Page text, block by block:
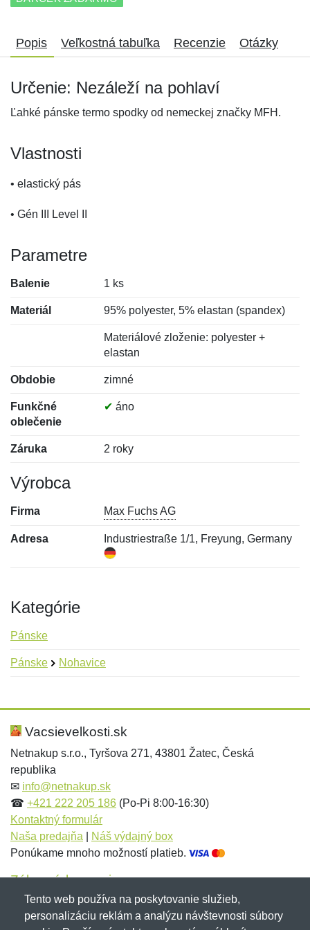
Popis Veľkostná tabuľka Recenzie Otázky
Určenie: Nezáleží na pohlaví
Ľahké pánske termo spodky od nemeckej značky MFH.
Vlastnosti
• elastický pás
• Gén III Level II
Parametre
Balenie 1 ks
Materiál 95% polyester, 5% elastan (spandex)
Materiálové zloženie: polyester +
elastan
Obdobie zimné
Funkčné
oblečenie
✔ áno
Záruka 2 roky
Výrobca
Firma Max Fuchs AG
Adresa Industriestraße 1/1, Freyung, Germany
Kategórie
Pánske
Pánske Nohavice
Hodnotenie:
Meno:*
E-mail:
Správa*
Meno:
E-mail:*
Správa*
Vacsievelkosti.sk
Netnakup s.r.o., Tyršova 271, 43801 Žatec, Česká
republika
✉ info@netnakup.sk
☎ +421 222 205 186 (Po-Pi 8:00-16:30)
Kontaktný formulár
Naša predajňa
Náš výdajný box
Ponúkame mnoho možností platieb.
Zákaznícky servis
Novinky emailom
Tento web používa na poskytovanie služieb,
personalizáciu reklám a analýzu návštevnosti súbory